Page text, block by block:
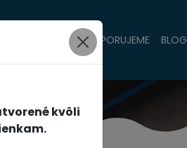
PODPORUJEME BLOG
kvôli